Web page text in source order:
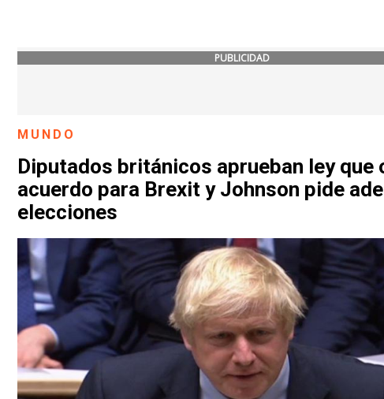
PUBLICIDAD
MUNDO
Diputados británicos aprueban ley que
acuerdo para Brexit y Johnson pide
elecciones